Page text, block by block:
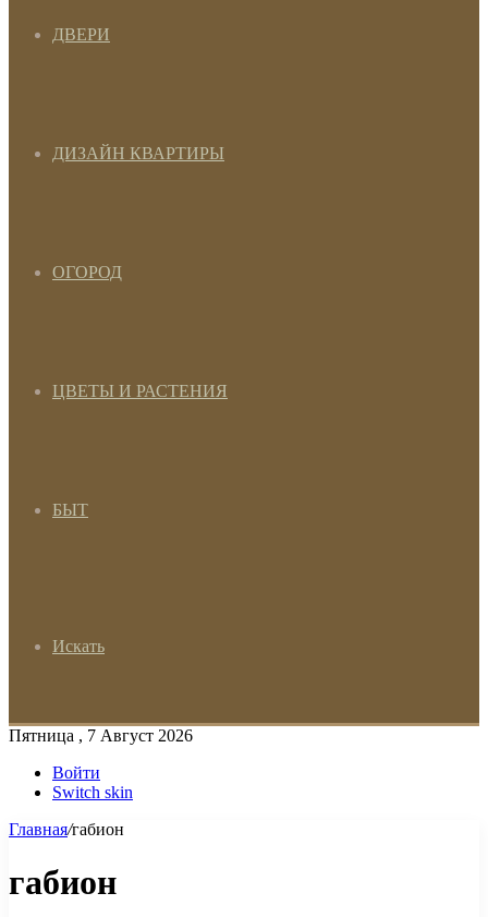
ДВЕРИ
ДИЗАЙН КВАРТИРЫ
ОГОРОД
ЦВЕТЫ И РАСТЕНИЯ
БЫТ
Искать
Пятница , 7 Август 2026
Войти
Switch skin
Главная/габион
габион